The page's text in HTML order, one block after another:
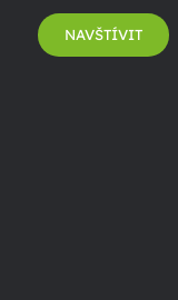
NAVŠTÍVIT